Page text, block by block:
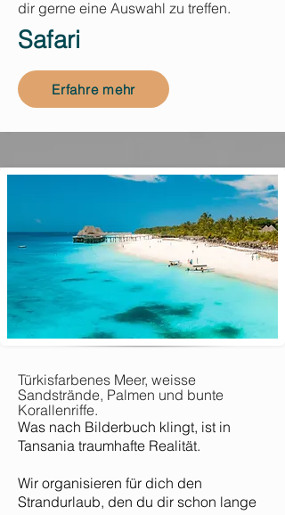
dir gerne eine Auswahl zu treffen.
Safari
Erfahre mehr
Türkisfarbenes Meer, weisse
Sandstrände, Palmen und bunte
Korallenriffe.
Was nach Bilderbuch klingt, ist in
Tansania traumhafte Realität.
Wir organisieren für dich den
Strandurlaub, den du dir schon lange